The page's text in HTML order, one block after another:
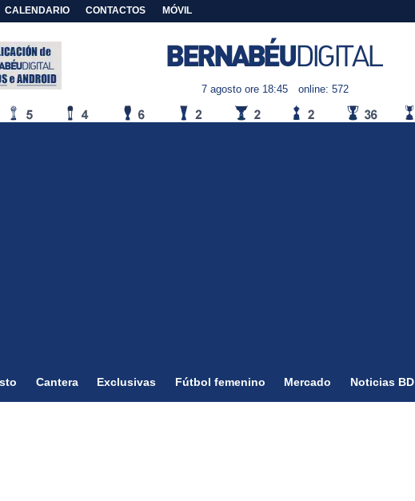
CALENDARIO CONTACTOS MÓVIL
7 agosto ore 18:45 online: 572
Cantera Exclusivas Fútbol femenino Mercado Noticias BD